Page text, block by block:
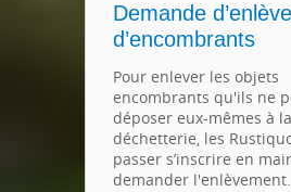
Demande
d’encombrants
Pour enlever les objets
encombrants qu'ils ne
déposer eux-mêmes à la
déchetterie, les
passer s’inscrire en
demander l'enlèvement.